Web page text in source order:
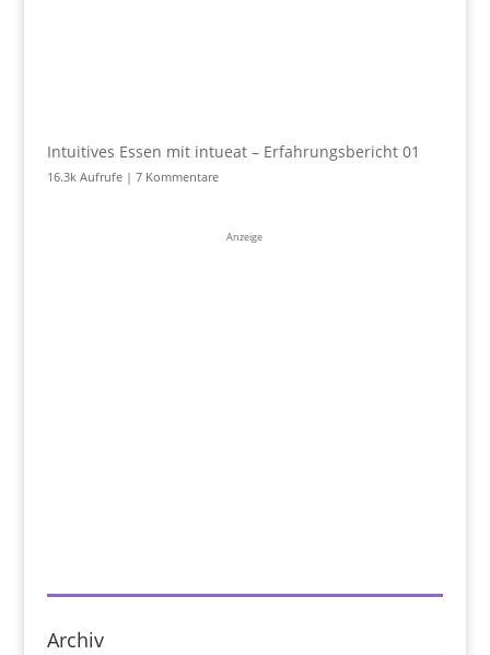
Intuitives Essen mit intueat – Erfahrungsbericht 01
16.3k Aufrufe| 7 Kommentare
Anzeige
Archiv